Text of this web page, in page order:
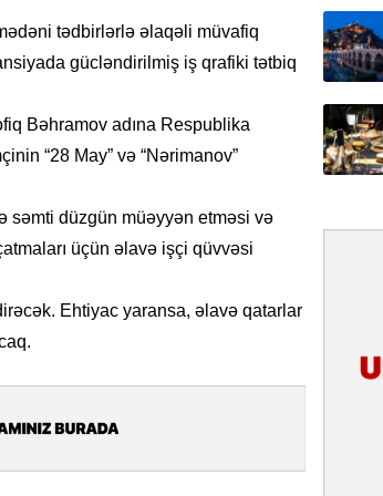
tədbirlərlə əlaqəli müvafiq
gücləndirilmiş iş qrafiki tətbiq
Bəhramov adına Respublika
“28 May” və “Nərimanov”
səmti düzgün müəyyən etməsi və
üçün əlavə işçi qüvvəsi
Ehtiyac yaransa, əlavə qatarlar
Tarixin
İlin ilk
çox